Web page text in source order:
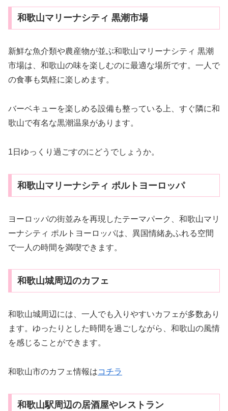
和歌山マリーナシティ 黒潮市場
新鮮な魚介類や農産物が並ぶ和歌山マリーナシティ 黒潮
市場は、和歌山の味を楽しむのに最適な場所です。一人で
の食事も気軽に楽しめます。
バーベキューを楽しめる設備も整っている上、すぐ隣に和
歌山で有名な黒潮温泉があります。
1日ゆっくり過ごすのにどうでしょうか。
和歌山マリーナシティ ポルトヨーロッパ
ヨーロッパの街並みを再現したテーマパーク、和歌山マリ
ーナシティ ポルトヨーロッパは、異国情緒あふれる空間
で一人の時間を満喫できます。
和歌山城周辺のカフェ
和歌山城周辺には、一人でも入りやすいカフェが多数あり
ます。ゆったりとした時間を過ごしながら、和歌山の風情
を感じることができます。
和歌山市のカフェ情報はコチラ
和歌山駅周辺の居酒屋やレストラン